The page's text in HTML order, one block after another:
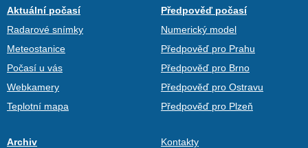
Aktuální počasí
Radarové snímky
Meteostanice
Počasí u vás
Webkamery
Teplotní mapa
Předpověď počasí
Numerický model
Předpověď pro Prahu
Předpověď pro Brno
Předpověď pro Ostravu
Předpověď pro Plzeň
Archiv
Kontakty